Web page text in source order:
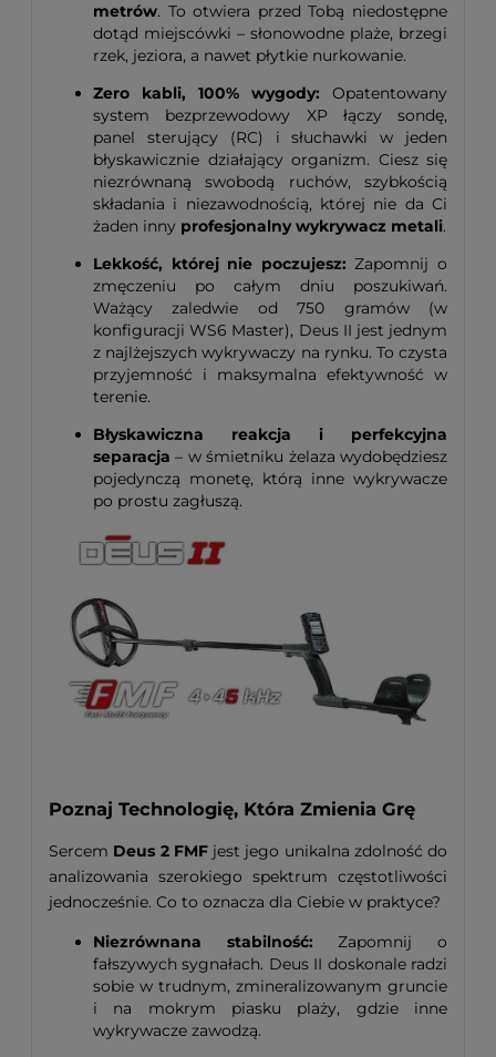
metrów. To otwiera przed Tobą niedostępne
dotąd miejscówki – słonowodne plaże, brzegi
rzek, jeziora, a nawet płytkie nurkowanie.
Zero kabli, 100% wygody: Opatentowany
system bezprzewodowy XP łączy sondę,
panel sterujący (RC) i słuchawki w jeden
błyskawicznie działający organizm. Ciesz się
niezrównaną swobodą ruchów, szybkością
składania i niezawodnością, której nie da Ci
żaden inny profesjonalny wykrywacz metali.
Lekkość, której nie poczujesz: Zapomnij o
zmęczeniu po całym dniu poszukiwań.
Ważący zaledwie od 750 gramów (w
konfiguracji WS6 Master), Deus II jest jednym
z najlżejszych wykrywaczy na rynku. To czysta
przyjemność i maksymalna efektywność w
terenie.
Błyskawiczna reakcja i perfekcyjna
separacja – w śmietniku żelaza wydobędziesz
pojedynczą monetę, którą inne wykrywacze
po prostu zagłuszą.
Poznaj Technologię, Która Zmienia Grę
Sercem Deus 2 FMFjest jego unikalna zdolność do
analizowania szerokiego spektrum częstotliwości
jednocześnie. Co to oznacza dla Ciebie w praktyce?
Niezrównana stabilność: Zapomnij o
fałszywych sygnałach. Deus II doskonale radzi
sobie w trudnym, zmineralizowanym gruncie
i na mokrym piasku plaży, gdzie inne
wykrywacze zawodzą.